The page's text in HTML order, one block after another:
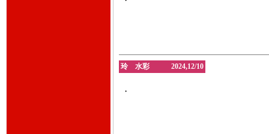
玲 水彩 2024,12/10
・